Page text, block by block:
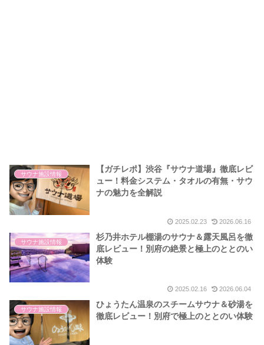
サウナ施設情報
【ガチレポ】渋谷『サウナ道場』徹底レビ
ュー！料金システム・タオルの有無・サウ
ナの魅力を全解説
2025.02.23 2026.06.16
サウナ施設情報
杉乃井ホテル棚湯のサウナ＆露天風呂を徹
底レビュー！別府の絶景と極上のととのい
体験
2025.02.16 2026.06.04
サウナ施設情報
ひょうたん温泉のスチームサウナ＆砂湯を
徹底レビュー！別府で極上のととのい体験